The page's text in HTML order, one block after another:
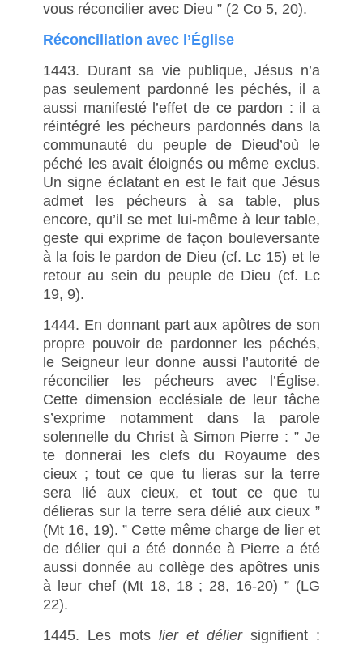
vous réconcilier avec Dieu ” (2 Co 5, 20).
Réconciliation avec l’Église
1443. Durant sa vie publique, Jésus n’a
pas seulement pardonné les péchés, il a
aussi manifesté l’effet de ce pardon : il a
réintégré les pécheurs pardonnés dans la
communauté du peuple de Dieud’où le
péché les avait éloignés ou même exclus.
Un signe éclatant en est le fait que Jésus
admet les pécheurs à sa table, plus
encore, qu’il se met lui-même à leur table,
geste qui exprime de façon bouleversante
à la fois le pardon de Dieu (cf. Lc 15) et le
retour au sein du peuple de Dieu (cf. Lc
19, 9).
1444. En donnant part aux apôtres de son
propre pouvoir de pardonner les péchés,
le Seigneur leur donne aussi l’autorité de
réconcilier les pécheurs avec l’Église.
Cette dimension ecclésiale de leur tâche
s’exprime notamment dans la parole
solennelle du Christ à Simon Pierre : ” Je
te donnerai les clefs du Royaume des
cieux ; tout ce que tu lieras sur la terre
sera lié aux cieux, et tout ce que tu
délieras sur la terre sera délié aux cieux ”
(Mt 16, 19). ” Cette même charge de lier et
de délier qui a été donnée à Pierre a été
aussi donnée au collège des apôtres unis
à leur chef (Mt 18, 18 ; 28, 16-20) ” (LG
22).
1445. Les motslier et déliersignifient :